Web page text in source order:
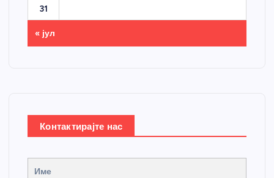
31
« јул
Контактирајте нас
Име